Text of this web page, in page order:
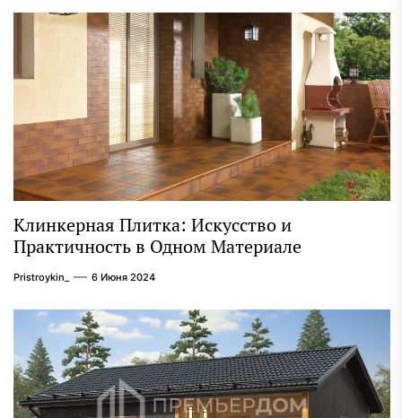
Клинкерная Плитка: Искусство и
Практичность в Одном Материале
Pristroykin_ 6 Июня 2024